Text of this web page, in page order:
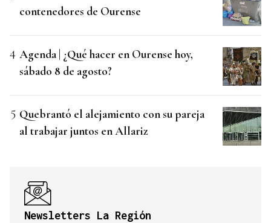
contenedores de Ourense
Agenda | ¿Qué hacer en Ourense hoy,
sábado 8 de agosto?
Quebrantó el alejamiento con su pareja
al trabajar juntos en Allariz
Newsletters La Región